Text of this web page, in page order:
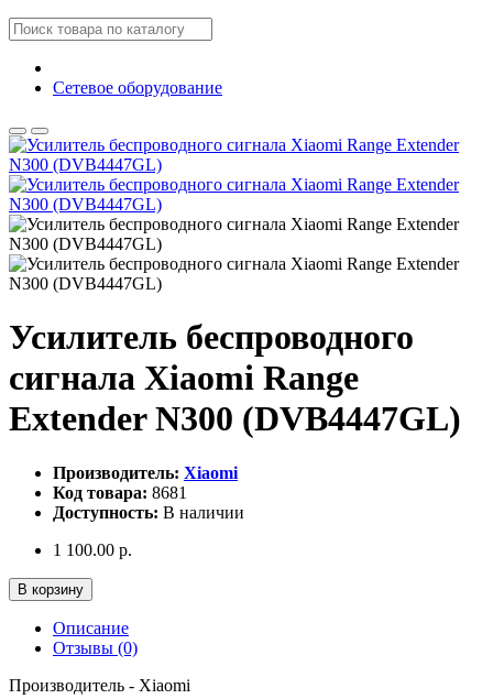
Сетевое оборудование
Усилитель беспроводного
сигнала Xiaomi Range
Extender N300 (DVB4447GL)
Производитель: Xiaomi
Код товара: 8681
Доступность: В наличии
1 100.00 р.
В корзину
Описание
Отзывы (0)
Производитель - Xiaomi